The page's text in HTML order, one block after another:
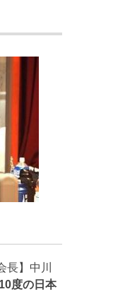
長】中川
10度の日本